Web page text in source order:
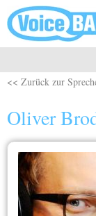
Direkt zum Inhalt
<< Zurück zur
Oliver